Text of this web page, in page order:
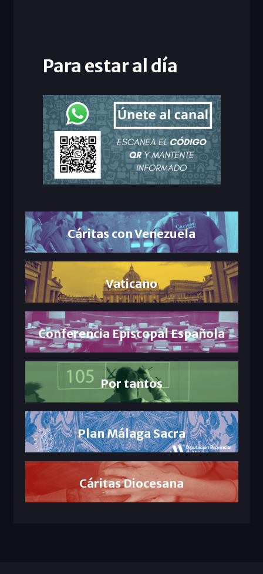
Para estar al día
Cáritas con Venezuela
Vaticano
Conferencia Episcopal Española
Por tantos
Plan Málaga Sacra
Cáritas Diocesana